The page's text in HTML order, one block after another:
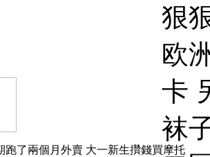
跑了兩個月外賣 大一新生攢錢買摩托